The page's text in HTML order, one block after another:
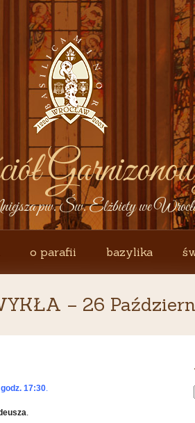
pw. Św. Elżbiety we
o parafii bazylika
– 26
godz. 17:30.